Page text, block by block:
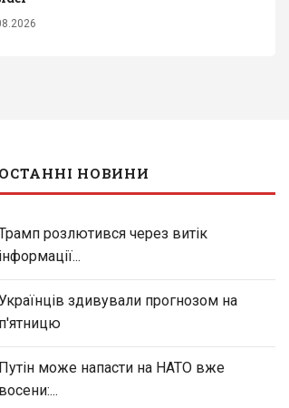
ОСТАННІ НОВИНИ
розлютився через витік
інформації...
здивували прогнозом на
п'ятницю
Путін може напасти на НАТО вже
восени:...